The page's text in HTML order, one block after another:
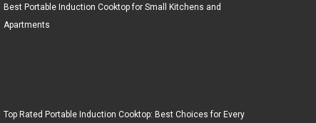
Best Portable Induction Cooktop for Small Kitchens and
Apartments
Top Rated Portable Induction Cooktop: Best Choices for Every